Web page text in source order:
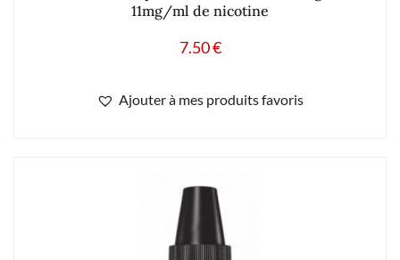
11mg/ml de nicotine
7.50€
Ajouter à mes produits favoris